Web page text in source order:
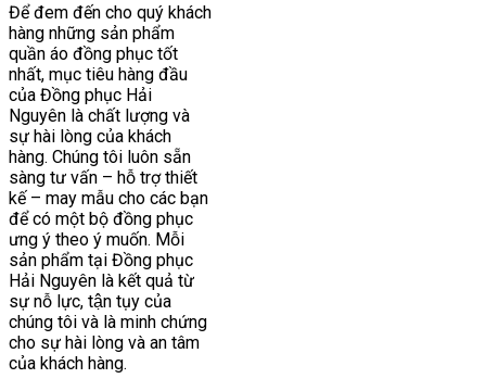
Để đem đến cho quý khách
hàng những sản phẩm
quần áo đồng phục tốt
nhất, mục tiêu hàng đầu
của Đồng phục Hải
Nguyên là chất lượng và
sự hài lòng của khách
hàng. Chúng tôi luôn sẵn
sàng tư vấn – hỗ trợ thiết
kế – may mẫu cho các bạn
để có một bộ đồng phục
ưng ý theo ý muốn. Mỗi
sản phẩm tại Đồng phục
Hải Nguyên là kết quả từ
sự nỗ lực, tận tụy của
chúng tôi và là minh chứng
cho sự hài lòng và an tâm
của khách hàng.